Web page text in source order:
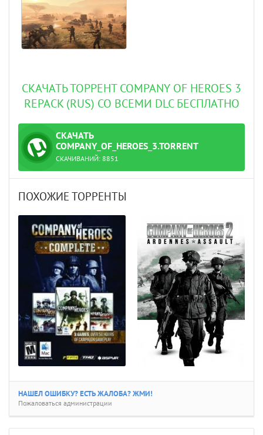
СКАЧАТЬ ТОРРЕНТ COMPANY OF HEROES 3
REPACK (RUS) СО ВСЕМИ DLC БЕСПЛАТНО
СКАЧАТЬ
ТОРРЕНТ
COMPANY_OF_HEROES_3.TORRENT
СКАЧИВАНИЙ: 8851
ПОХОЖИЕ ТОРРЕНТЫ
НАШЕЛ ОШИБКУ? ЕСТЬ ЖАЛОБА? ЖМИ!
Пожаловаться администрации